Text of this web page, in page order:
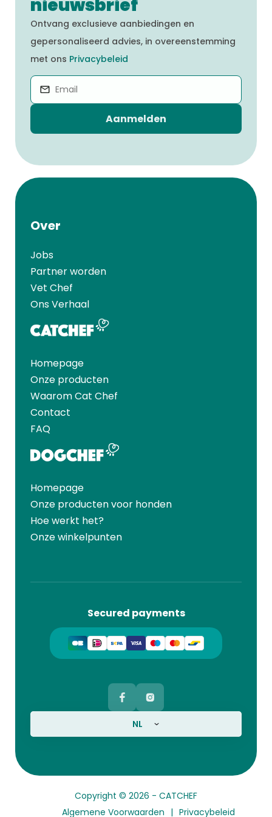
nieuwsbrief
Ontvang exclusieve aanbiedingen en
gepersonaliseerd advies, in overeenstemming
met ons Privacybeleid
Aanmelden
Over
Jobs
Partner worden
Vet Chef
Ons Verhaal
Homepage
Onze producten
Waarom Cat Chef
Contact
FAQ
Homepage
Onze producten voor honden
Hoe werkt het?
Onze winkelpunten
Secured payments
NL
Copyright © 2026 - CATCHEF
Algemene Voorwaarden
Privacybeleid